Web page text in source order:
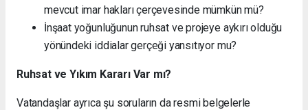
mevcut imar hakları çerçevesinde mümkün mü?
İnşaat yoğunluğunun ruhsat ve projeye aykırı olduğu
yönündeki iddialar gerçeği yansıtıyor mu?
Ruhsat ve Yıkım Kararı Var mı?
Vatandaşlar ayrıca şu soruların da resmi belgelerle